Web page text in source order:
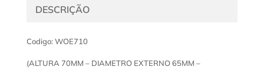
DESCRIÇÃO
Codigo: WOE710
(ALTURA 70MM – DIAMETRO EXTERNO 65MM –